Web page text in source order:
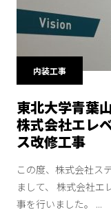
内装工事
東北大学青葉
株式会社エレ
ス改修工事
この度、株式会社ス
まして、 株式会社エ
事を行いました。 ...